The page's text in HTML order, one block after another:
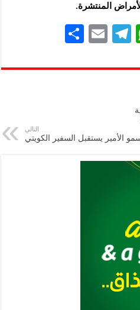
المنتشرة.
W
at
A
p
Te
gr
E
ai
ar
التالي
الأمير يستقبل السفير الكويتي